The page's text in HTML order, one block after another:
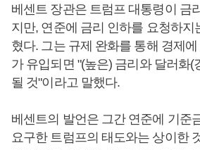
베센트 장관은 트럼프 대통령이 금
지만, 연준에 금리 인하를 요청하지
혔다. 그는 규제 완화를 통해 경제
가 유입되면 "(높은) 금리와 달러화(
될 것"이라고 말했다.
베센트의 발언은 그간 연준에 기준
요구한 트럼프의 태도와는 상이한